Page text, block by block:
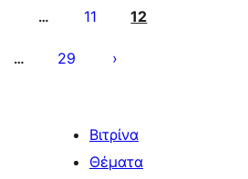
… 11 12
… 29
Βιτρίνα
Θέματα